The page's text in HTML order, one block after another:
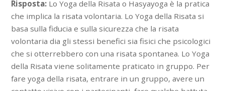
Risposta: Lo Yoga della Risata o Hasyayoga è la pratica
che implica la risata volontaria. Lo Yoga della Risata si
basa sulla fiducia e sulla sicurezza che la risata
volontaria dia gli stessi benefici sia fisici che psicologici
che si otterrebbero con una risata spontanea. Lo Yoga
della Risata viene solitamente praticato in gruppo. Per
fare yoga della risata, entrare in un gruppo, avere un